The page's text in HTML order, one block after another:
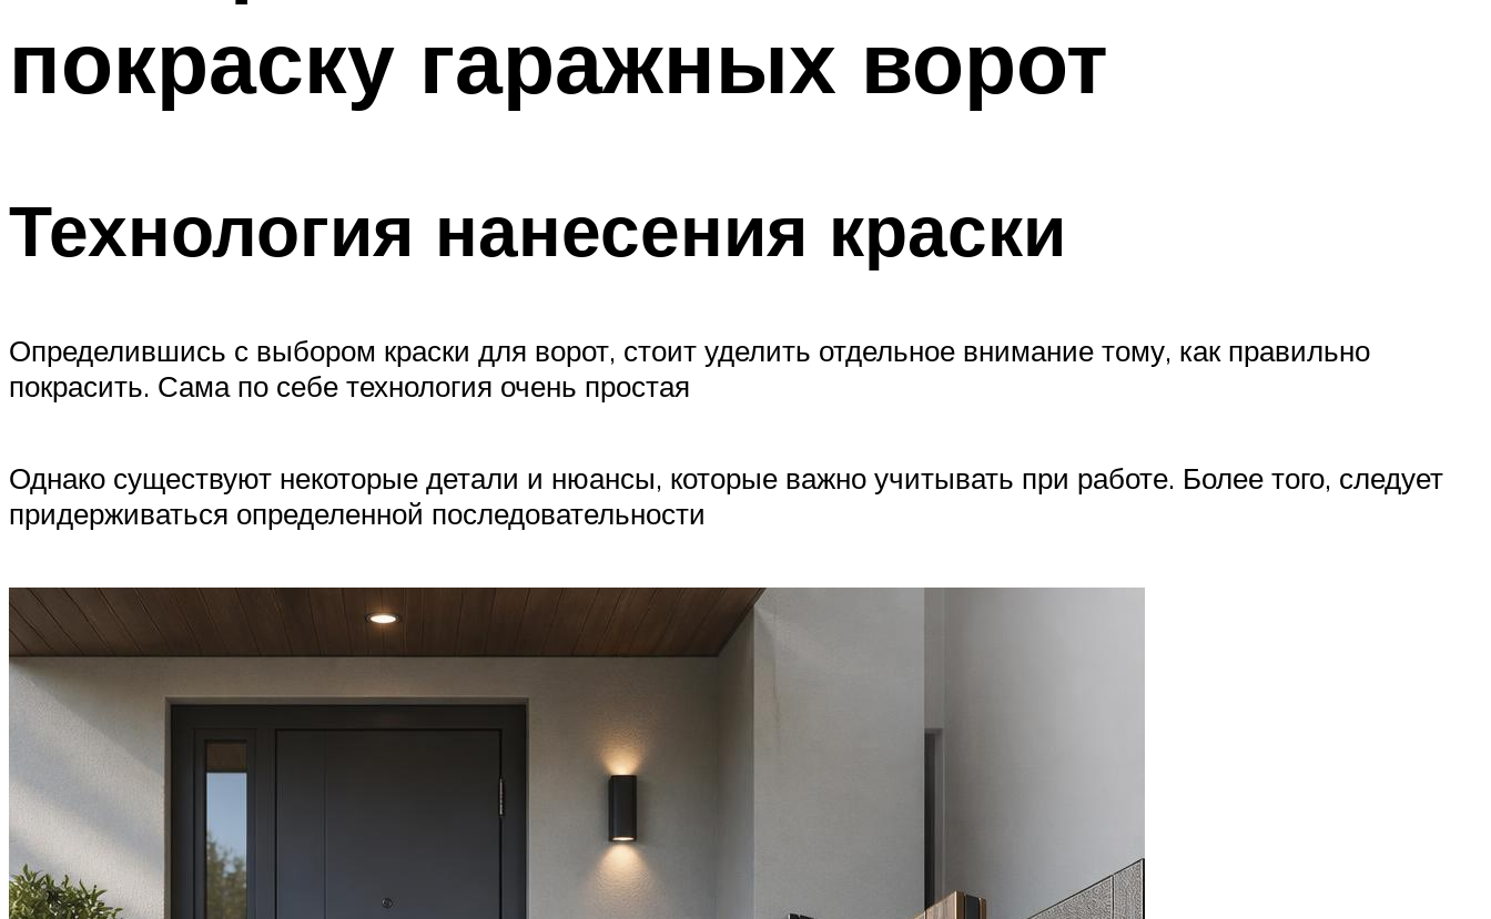
покраску гаражных ворот
Технология нанесения краски
Определившись с выбором краски для ворот, стоит уделить отдельное внимание тому, как правильно
покрасить. Сама по себе технология очень простая
Однако существуют некоторые детали и нюансы, которые важно учитывать при работе. Более того, следует
придерживаться определенной последовательности